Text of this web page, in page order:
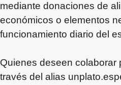
mediante donaciones de
económicos o elementos
funcionamiento diario del
Quienes deseen colaborar
través del alias